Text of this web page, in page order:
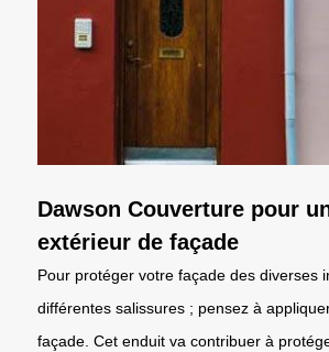
Dawson Couverture pour
extérieur de façade
Pour protéger votre façade des diverses
différentes salissures ; pensez à
façade. Cet enduit va contribuer à